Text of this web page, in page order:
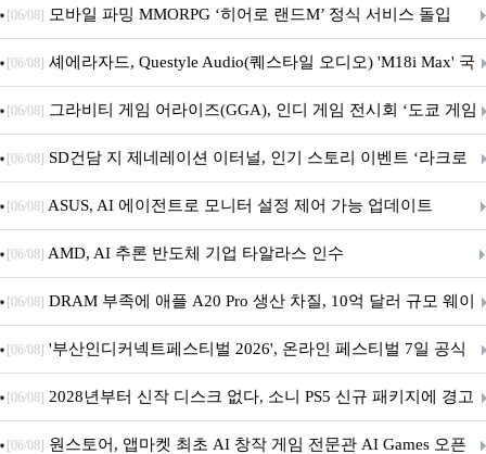
M.2 NVMe 디앤디컴 1TB
[06/08] 모바일 파밍 MMORPG ‘히어로 랜드M’ 정식 서비스 돌입
[06/08] 셰에라자드, Questyle Audio(퀘스타일 오디오) 'M18i Max' 국
내 정식 출시
[06/08] 그라비티 게임 어라이즈(GGA), 인디 게임 전시회 ‘도쿄 게임
던전 13’ 참가!
[06/08] SD건담 지 제네레이션 이터널, 인기 스토리 이벤트 ‘라크로
아의 용사’ 재개최 및 풍성한 기념 이벤트 실시!
[06/08] ASUS, AI 에이전트로 모니터 설정 제어 가능 업데이트
[06/08] AMD, AI 추론 반도체 기업 타알라스 인수
[06/08] DRAM 부족에 애플 A20 Pro 생산 차질, 10억 달러 규모 웨이
퍼 대기
[06/08] '부산인디커넥트페스티벌 2026', 온라인 페스티벌 7일 공식
개막... 22일간 진행
[06/08] 2028년부터 신작 디스크 없다, 소니 PS5 신규 패키지에 경고
문 추가
[06/08] 원스토어, 앱마켓 최초 AI 창작 게임 전문관 AI Games 오픈